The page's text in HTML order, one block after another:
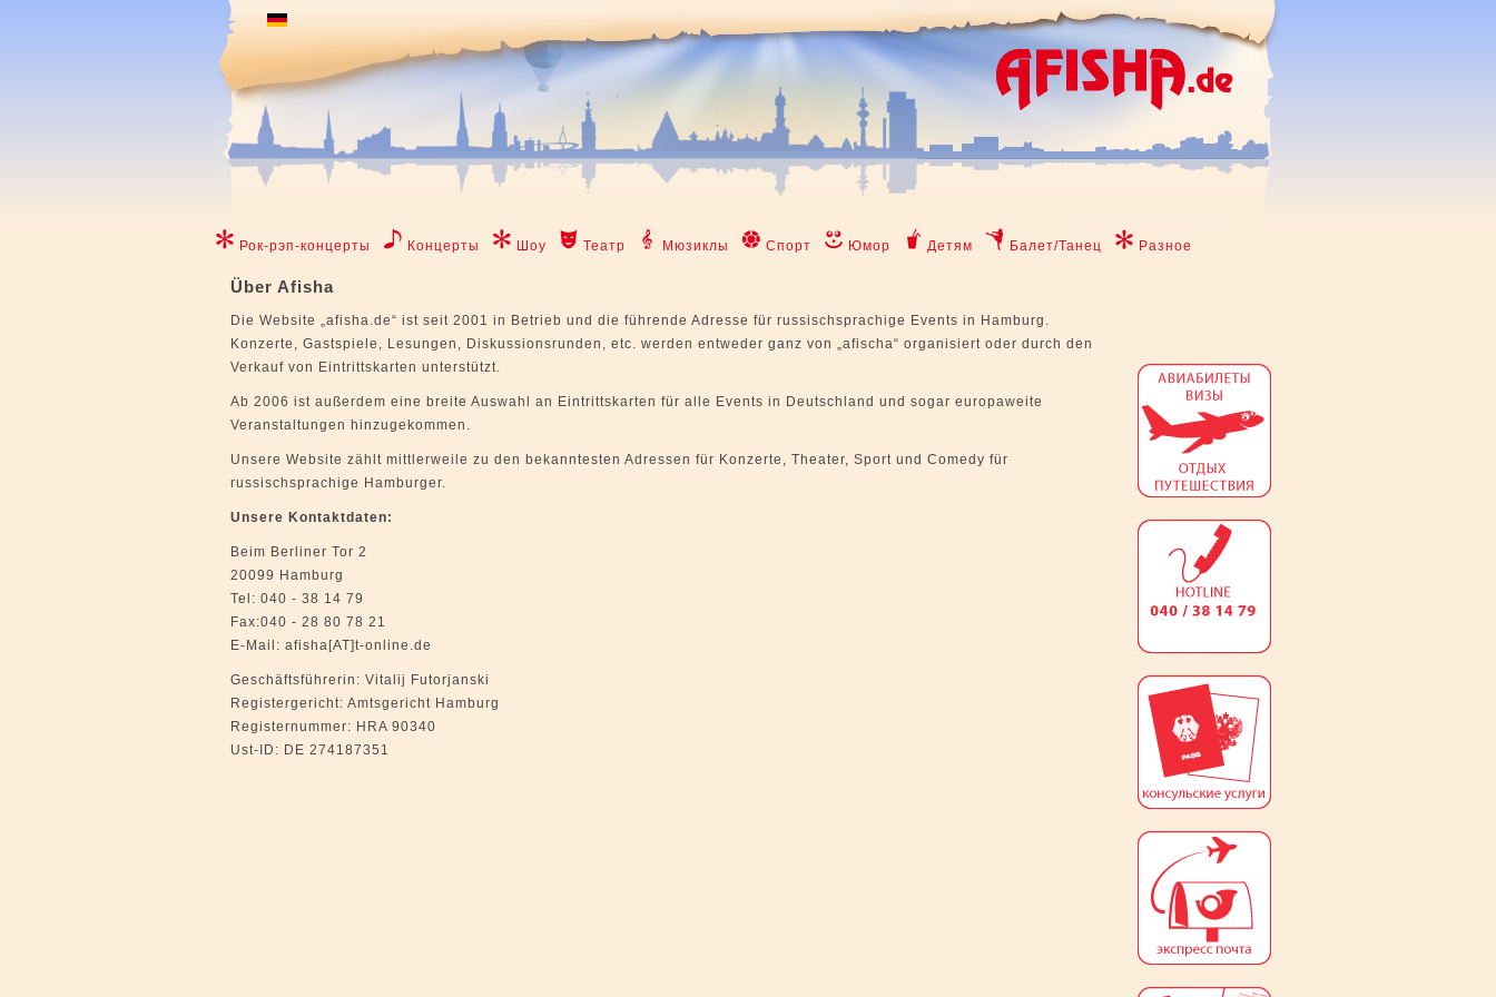
Рок-рэп-концерты Концерты Шоу Театр Мюзиклы Спорт Юмор Детям Балет/Танец Разное
Über Afisha
Die Website „afisha.de“ ist seit 2001 in Betrieb und die führende Adresse für russischsprachige Events in Hamburg.
Konzerte, Gastspiele, Lesungen, Diskussionsrunden, etc. werden entweder ganz von „afischa“ organisiert oder durch den
Verkauf von Eintrittskarten unterstützt.
Ab 2006 ist außerdem eine breite Auswahl an Eintrittskarten für alle Events in Deutschland und sogar europaweite
Veranstaltungen hinzugekommen.
Unsere Website zählt mittlerweile zu den bekanntesten Adressen für Konzerte, Theater, Sport und Comedy für
russischsprachige Hamburger.
Unsere Kontaktdaten:
Beim Berliner Tor 2
20099 Hamburg
Tel: 040 - 38 14 79
Fax:040 - 28 80 78 21
E-Mail: afisha[AT]t-online.de
Geschäftsführerin: Vitalij Futorjanski
Registergericht: Amtsgericht Hamburg
Registernummer: HRA 90340
Ust-ID: DE 274187351